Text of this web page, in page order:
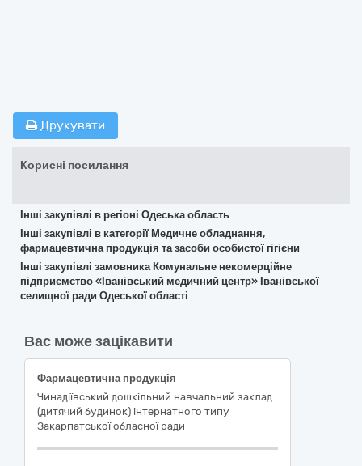
Друкувати
Корисні посилання
Інші закупівлі в регіоні Одеська область
Інші закупівлі в категорії Медичне обладнання,
фармацевтична продукція та засоби особистої гігієни
Інші закупівлі замовника Комунальне некомерційне
підприємство «Іванівський медичний центр» Іванівської
селищної ради Одеської області
Вас може зацікавити
Фармацевтична продукція
Чинадіївський дошкільний навчальний заклад
(дитячий будинок) інтернатного типу
Закарпатської обласної ради